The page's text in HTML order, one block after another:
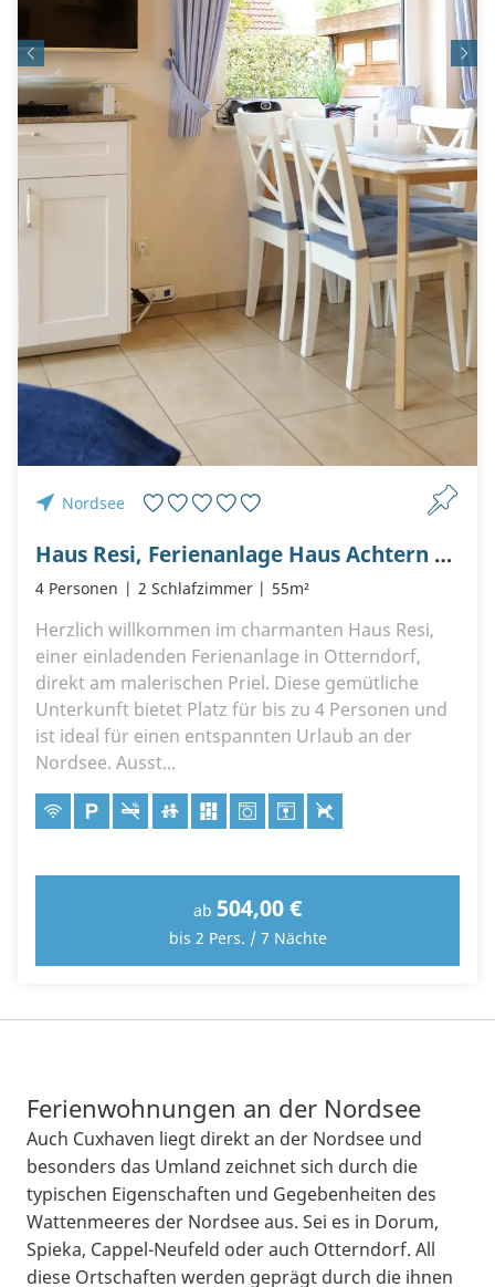
Nordsee
Haus Resi, Ferienanlage Haus Achtern Diek, Am Priel 23, 21762 Otterndorf
4 Personen 2 Schlafzimmer 55m²
Herzlich willkommen im charmanten Haus Resi,
einer einladenden Ferienanlage in Otterndorf,
direkt am malerischen Priel. Diese gemütliche
Unterkunft bietet Platz für bis zu 4 Personen und
ist ideal für einen entspannten Urlaub an der
Nordsee. Ausst...
ab 504,00 €
bis 2 Pers. / 7 Nächte
Ferienwohnungen an der Nordsee
Auch Cuxhaven liegt direkt an der Nordsee und
besonders das Umland zeichnet sich durch die
typischen Eigenschaften und Gegebenheiten des
Wattenmeeres der Nordsee aus. Sei es in Dorum,
Spieka, Cappel-Neufeld oder auch Otterndorf. All
diese Ortschaften werden geprägt durch die ihnen